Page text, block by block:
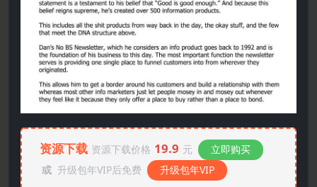
资源下载 资源下载价格 19.9 元
立即购买
或 升级包年VIP后免费 升级包年VIP